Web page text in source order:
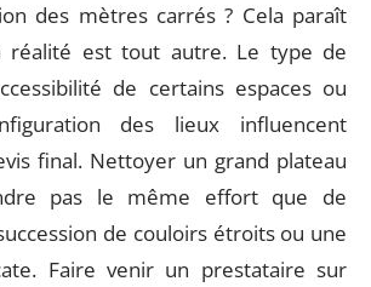
des mètres carrés ? Cela paraît
réalité est tout autre. Le type de
de certains espaces ou
des lieux influencent
final. Nettoyer un grand plateau
pas le même effort que de
de couloirs étroits ou une
Faire venir un prestataire sur